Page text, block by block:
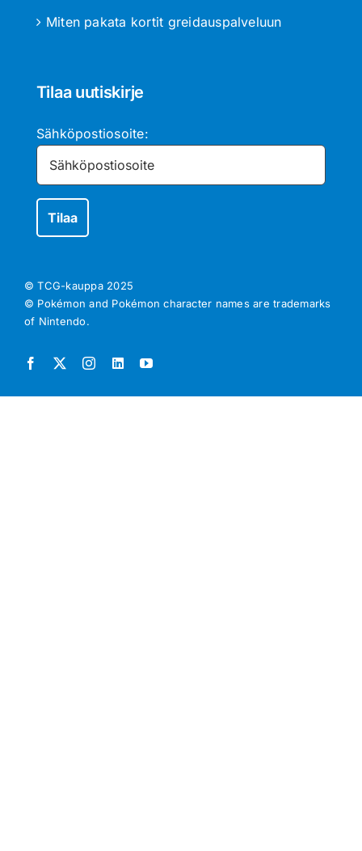
Miten pakata kortit greidauspalveluun
Tilaa uutiskirje
Sähköpostiosoite:
© TCG-kauppa 2025
© Pokémon and Pokémon character names are trademarks
of Nintendo.